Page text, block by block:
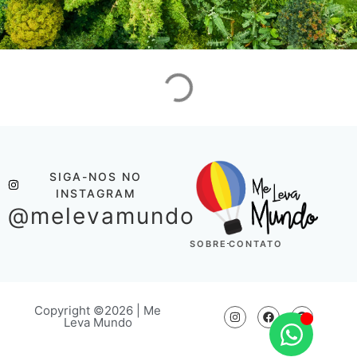
SIGA-NOS NO
INSTAGRAM
@melevamundo
SOBRE CONTATO
Copyright ©2026 | Me
Leva Mundo